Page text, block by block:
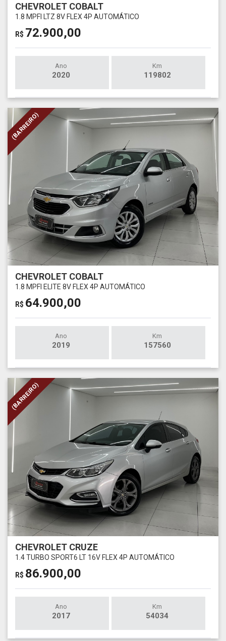
CHEVROLET COBALT
1.8 MPFI LTZ 8V FLEX 4P AUTOMÁTICO
R$ 72.900,00
Ano
2020
Km
119802
(BARREIRO)
CHEVROLET COBALT
1.8 MPFI ELITE 8V FLEX 4P AUTOMÁTICO
R$ 64.900,00
Ano
2019
Km
157560
(BARREIRO)
CHEVROLET CRUZE
1.4 TURBO SPORT6 LT 16V FLEX 4P AUTOMÁTICO
R$ 86.900,00
Ano
2017
Km
54034